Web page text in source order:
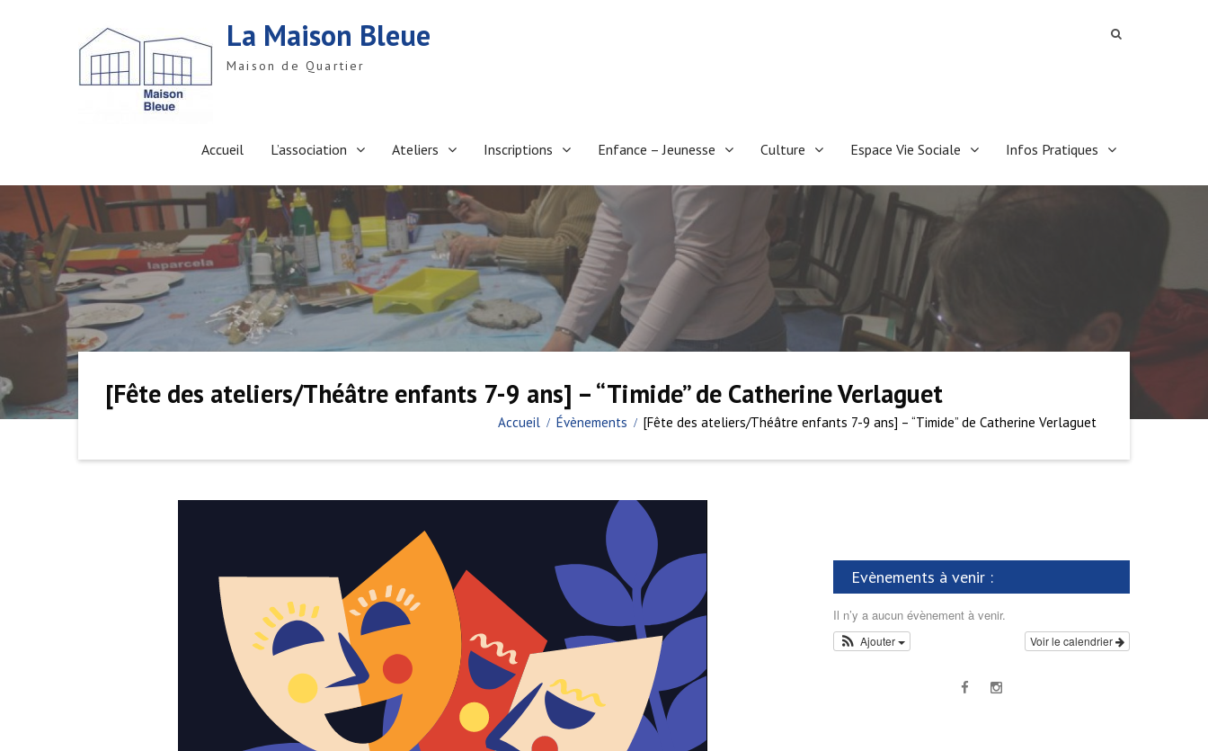
t
n
t
La Maison Bleue
Maison de Quartier
Accueil L’association Ateliers Inscriptions Enfance – Jeunesse Culture Espace Vie Sociale Infos Pratiques
[Fête des ateliers/Théâtre enfants 7-9 ans] – “Timide” de Catherine Verlaguet
Accueil Évènements [Fête des ateliers/Théâtre enfants 7-9 ans] – “Timide” de Catherine Verlaguet
Evènements à venir :
Il n’y a aucun évènement à venir.
Voir le calendrier
Ajouter